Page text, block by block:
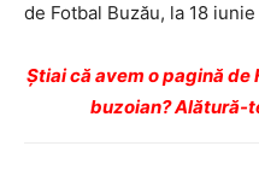
de Fotbal Buzău, la 18 iunie
Ştiai că avem o pagină
buzoian? Alătură-